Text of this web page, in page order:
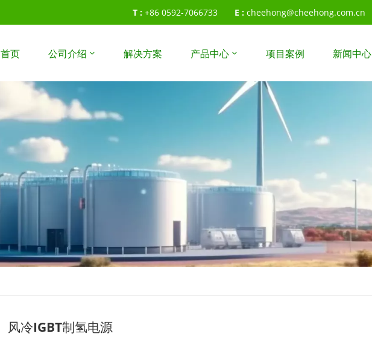
T : +86 0592-7066733 E : cheehong@cheehong.com.cn
首页 公司介绍 解决方案 产品中心 项目案例 新闻中心
风冷IGBT制氢电源